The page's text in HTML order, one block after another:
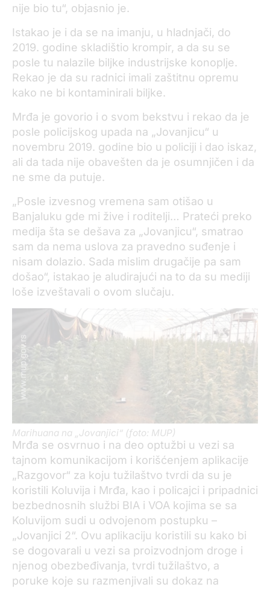
nije bio tu“, objasnio je.
Istakao je i da se na imanju, u hladnjači, do
2019. godine skladištio krompir, a da su se
posle tu nalazile biljke industrijske konoplje.
Rekao je da su radnici imali zaštitnu opremu
kako ne bi kontaminirali biljke.
Mrđa je govorio i o svom bekstvu i rekao da je
posle policijskog upada na „Jovanjicu“ u
novembru 2019. godine bio u policiji i dao iskaz,
ali da tada nije obavešten da je osumnjičen i da
ne sme da putuje.
„Posle izvesnog vremena sam otišao u
Banjaluku gde mi žive i roditelji… Prateći preko
medija šta se dešava za „Jovanjicu“, smatrao
sam da nema uslova za pravedno suđenje i
nisam dolazio. Sada mislim drugačije pa sam
došao“, istakao je aludirajući na to da su mediji
loše izveštavali o ovom slučaju.
Marihuana na „Jovanjici“ (foto: MUP)
Mrđa se osvrnuo i na deo optužbi u vezi sa
tajnom komunikacijom i korišćenjem aplikacije
„Razgovor“ za koju tužilaštvo tvrdi da su je
koristili Koluvija i Mrđa, kao i policajci i pripadnici
bezbednosnih službi BIA i VOA kojima se sa
Koluvijom sudi u odvojenom postupku –
„Jovanjici 2“. Ovu aplikaciju koristili su kako bi
se dogovarali u vezi sa proizvodnjom droge i
njenog obezbeđivanja, tvrdi tužilaštvo, a
poruke koje su razmenjivali su dokaz na